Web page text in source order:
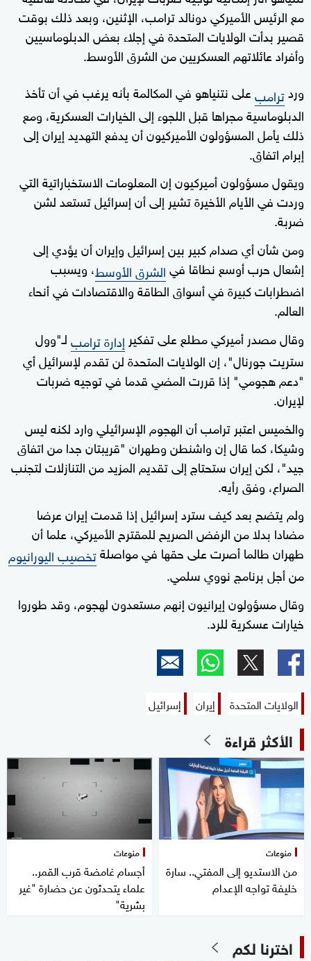
مع الرئيس الأميركي دونالد ترامب، الإثنين، وبعد ذلك بوقت
قصير بدأت الولايات المتحدة في إجلاء بعض الدبلوماسيين
وأفراد عائلاتهم العسكريين من الشرق الأوسط.
وردترامبعلى نتنياهو في المكالمة بأنه يرغب في أن تأخذ
الدبلوماسية مجراها قبل اللجوء إلى الخيارات العسكرية، ومع
ذلك يأمل المسؤولون الأميركيون أن يدفع التهديد إيران إلى
إبرام اتفاق.
ويقول مسؤولون أميركيون إن المعلومات الاستخباراتية التي
وردت في الأيام الأخيرة تشير إلى أن إسرائيل تستعد لشن
ضربة.
ومن شأن أي صدام كبير بين إسرائيل وإيران أن يؤدي إلى
إشعال حرب أوسع نطاقا فيالشرق الأوسط، ويسبب
اضطرابات كبيرة في أسواق الطاقة والاقتصادات في أنحاء
العالم.
وقال مصدر أميركي مطلع على تفكير إدارة ترامبلـ"وول
ستريت جورنال"، إن الولايات المتحدة لن تقدم لإسرائيل أي
"دعم هجومي" إذا قررت المضي قدما في توجيه ضربات
لإيران.
والخميس اعتبر ترامب أن الهجوم الإسرائيلي وارد لكنه ليس
وشيكا، كما قال إن واشنطن وطهران "قريبتان جدا من اتفاق
جيد"، لكن إيران ستحتاج إلى تقديم المزيد من التنازلات لتجنب
الصراع، وفق رأيه.
ولم يتضح بعد كيف سترد إسرائيل إذا قدمت إيران عرضا
مضادا بدلا من الرفض الصريح للمقترح الأميركي، علما أن
طهران طالما أصرت على حقها في مواصلةتخصيب اليورانيوم
من أجل برنامج نووي سلمي.
وقال مسؤولون إيرانيون إنهم مستعدون لهجوم، وقد طوروا
خيارات عسكرية للرد.
الولايات المتحدة إيران إسرائيل
الأكثر قراءة
منوعات
من الاستديو إلى المفتي.. سارة
خليفة تواجه الإعدام
منوعات
أجسام غامضة قرب القمر..
علماء يتحدثون عن حضارة "غير
بشرية"
اخترنا لكم